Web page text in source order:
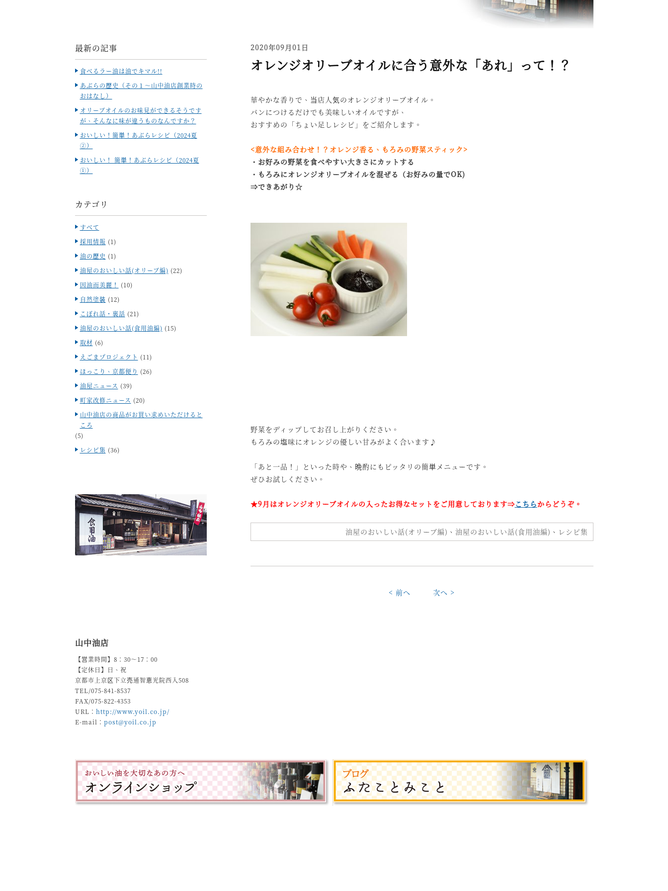
2020年09月01日
オレンジオリーブオイルに合う意外な「あれ」って！？
華やかな香りで、当店人気のオレンジオリーブオイル。
パンにつけるだけでも美味しいオイルですが、
おすすめの「ちょい足しレシピ」をご紹介します。
<意外な組み合わせ！？オレンジ香る、もろみの野菜スティック>
・お好みの野菜を食べやすい大きさにカットする
・もろみにオレンジオリーブオイルを混ぜる（お好みの量でOK)
⇒できあがり☆
野菜をディップしてお召し上がりください。
もろみの塩味にオレンジの優しい甘みがよく合います♪
「あと一品！」といった時や、晩酌にもピッタリの簡単メニューです。
ぜひお試しください。
★9月はオレンジオリーブオイルの入ったお得なセットをご用意しております⇒こちらからどうぞ。
油屋のおいしい話(オリーブ編) 、 油屋のおいしい話(食用油編) 、 レシピ集
< 前へ 次へ >
最新の記事
食べるラー油は油でキマル!!
あぶらの歴史（その１～山中油店創業時の
おはなし）
オリーブオイルのお味見ができるそうです
が、そんなに味が違うものなんですか？
おいしい！簡単！あぶらレシピ（2024夏
②）
おいしい！ 簡単！あぶらレシピ（2024夏
①）
カテゴリ
すべて
採用情報 (1)
油の歴史 (1)
油屋のおいしい話(オリーブ編) (22)
因油而美麗！
(10)
自然塗装 (12)
こぼれ話・裏話 (21)
油屋のおいしい話(食用油編) (15)
取材 (6)
えごまプロジェクト (11)
ほっこり、京都便り (26)
油屋ニュース (39)
町家改修ニュース (20)
山中油店の商品がお買い求めいただけると
ころ
(5)
レシピ集 (36)
山中油店
【営業時間】8：30～17：00
【定休日】日、祝
京都市上京区下立売通智恵光院西入508
TEL/075-841-8537
FAX/075-822-4353
URL： http://www.yoil.co.jp/
E-mail： post@yoil.co.jp